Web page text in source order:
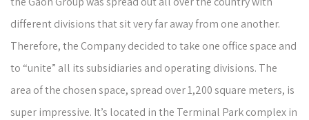
different divisions that sit very far away from one another.
Therefore, the Company decided to take one office space and
to “unite” all its subsidiaries and operating divisions. The
area of ​​the chosen space, spread over 1,200 square meters, is
super impressive. It’s located in the Terminal Park complex in